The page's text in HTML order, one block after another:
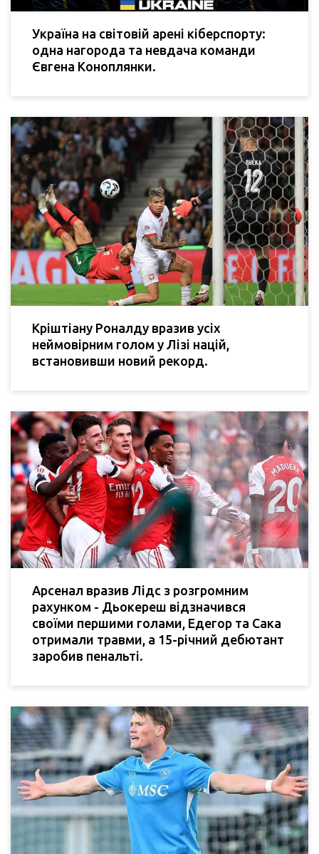
Україна на світовій арені кіберспорту:
одна нагорода та невдача команди
Євгена Коноплянки.
Кріштіану Роналду вразив усіх
неймовірним голом у Лізі націй,
встановивши новий рекорд.
Арсенал вразив Лідс з розгромним
рахунком - Дьокереш відзначився
своїми першими голами, Едегор та Сака
отримали травми, а 15-річний дебютант
заробив пенальті.